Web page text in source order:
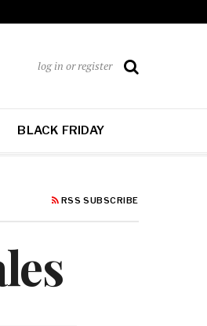
log in or register
BLACK FRIDAY
RSS SUBSCRIBE